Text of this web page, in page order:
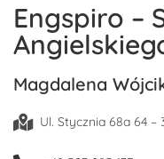
Engspiro –
Magdalena
Ul. Stycznia 68a 64 –